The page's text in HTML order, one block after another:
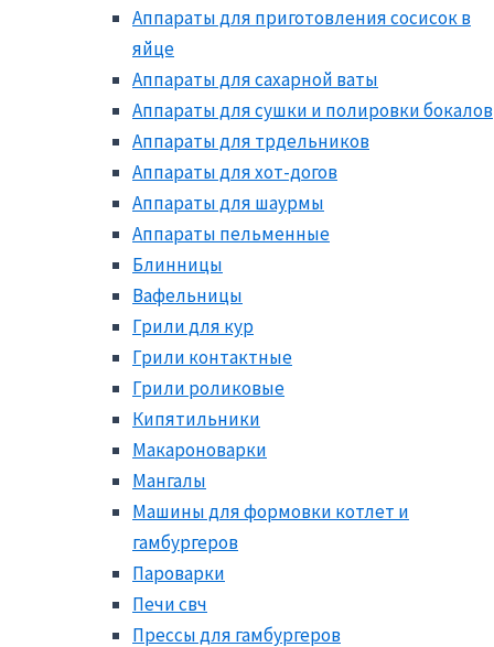
Аппараты для приготовления сосисок в
яйце
Аппараты для сахарной ваты
Аппараты для сушки и полировки бокалов
Аппараты для трдельников
Аппараты для хот-догов
Аппараты для шаурмы
Аппараты пельменные
Блинницы
Вафельницы
Грили для кур
Грили контактные
Грили роликовые
Кипятильники
Макароноварки
Мангалы
Машины для формовки котлет и
гамбургеров
Пароварки
Печи свч
Прессы для гамбургеров